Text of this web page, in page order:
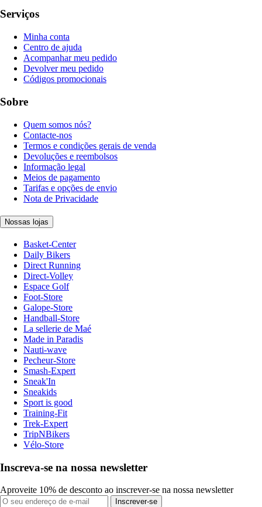
Serviços
Minha conta
Centro de ajuda
Acompanhar meu pedido
Devolver meu pedido
Códigos promocionais
Sobre
Quem somos nós?
Contacte-nos
Termos e condições gerais de venda
Devoluções e reembolsos
Informação legal
Meios de pagamento
Tarifas e opções de envio
Nota de Privacidade
Nossas lojas
Basket-Center
Daily Bikers
Direct Running
Direct-Volley
Espace Golf
Foot-Store
Galope-Store
Handball-Store
La sellerie de Maé
Made in Paradis
Nauti-wave
Pecheur-Store
Smash-Expert
Sneak'In
Sneakids
Sport is good
Training-Fit
Trek-Expert
TripNBikers
Vélo-Store
Inscreva-se na nossa newsletter
Aproveite 10% de desconto ao inscrever-se na nossa newsletter
Inscrever-se